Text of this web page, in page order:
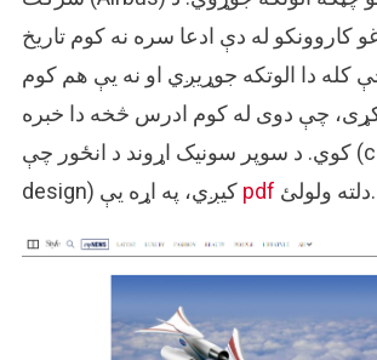
کاروونکو له دې ادعا سره نه کوم تاریخ
کله دا الوتکه جوړیږي او نه یې هم کوم
چې دوی له کوم ادرس څخه دا خبره
کوي. د سوپر سونیک اړوند د انځور چې (conceptual
design) کیږي، په اړه یې pdf دلته ولولئ.